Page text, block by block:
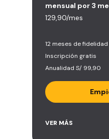
mensual por 3
129,90/mes
12 meses de fidelidad
Inscripción gratis
Anualidad S/ 99,90
Entrena en
VER MÁS